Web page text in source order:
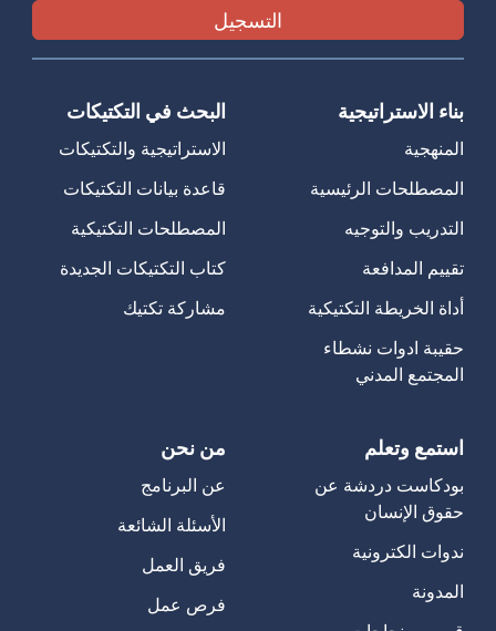
بناء الاستراتيجية
المنهجية
المصطلحات الرئيسية
التدريب والتوجيه
تقييم المدافعة
أداة الخريطة التكتيكية
حقيبة ادوات نشطاء
المجتمع المدني
البحث في التكتيكات
الاستراتيجية والتكتيكات
قاعدة بيانات التكتيكات
المصطلحات التكتيكية
كتاب التكتيكات الجديدة
مشاركة تكتيك
استمع وتعلم
بودكاست دردشة عن
حقوق الإنسان
ندوات الكترونية
المدونة
من نحن
عن البرنامج
الأسئلة الشائعة
فريق العمل
فرص عمل